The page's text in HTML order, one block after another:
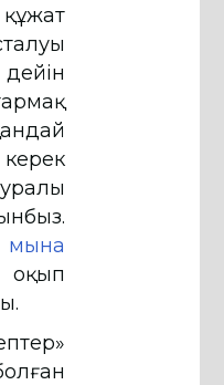
дейін
мына